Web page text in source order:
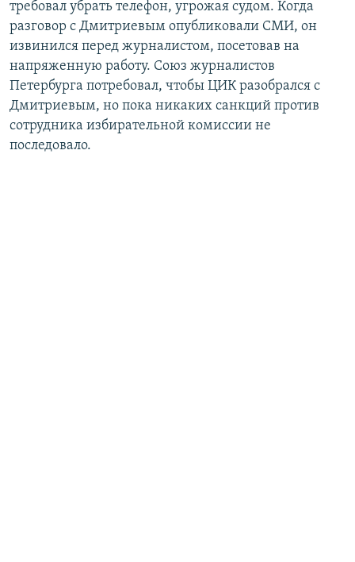
требовал убрать телефон, угрожая судом. Когда
разговор с Дмитриевым опубликовали СМИ, он
извинился перед журналистом, посетовав на
напряженную работу. Союз журналистов
Петербурга потребовал, чтобы ЦИК разобрался с
Дмитриевым, но пока никаких санкций против
сотрудника избирательной комиссии не
последовало.